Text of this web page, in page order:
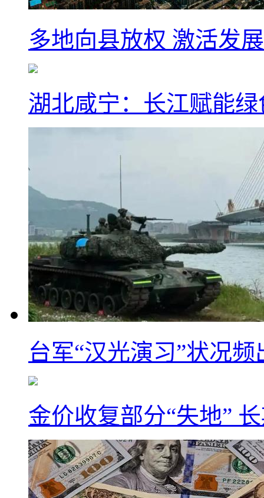
多地向县放权 激活发
湖北咸宁：长江赋能
台军“汉光演习”状况
金价收复部分“失地”